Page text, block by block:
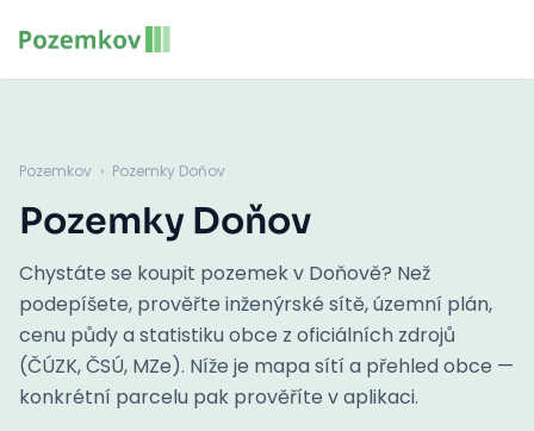
Pozemkov › Pozemky Doňov
Pozemky Doňov
Chystáte se koupit pozemek v Doňově? Než
podepíšete, prověřte inženýrské sítě, územní plán,
cenu půdy a statistiku obce z oficiálních zdrojů
(ČÚZK, ČSÚ, MZe). Níže je mapa sítí a přehled obce —
konkrétní parcelu pak prověříte v aplikaci.